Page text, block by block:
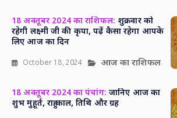
18 अक्तूबर 2024 का राशिफल: शुक्रवार को
रहेगी लक्ष्मी जी की कृपा, पढ़ें कैसा रहेगा आपके
लिए आज का दिन
October 18, 2024 आज का राशिफल
18 अक्तूबर 2024 का पंचांग: जानिए आज का
शुभ मुहूर्त, राहु काल, तिथि और ग्रह